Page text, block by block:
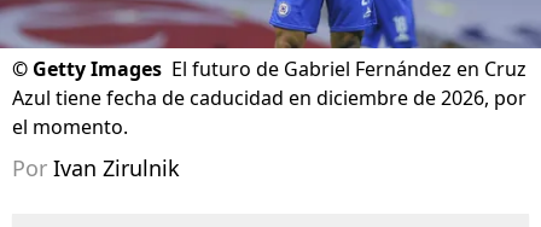
© Getty Images El futuro de Gabriel Fernández en Cruz
Azul tiene fecha de caducidad en diciembre de 2026, por
el momento.
Por Ivan Zirulnik